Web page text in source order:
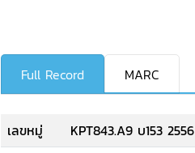
Full Record MARC
เลขหมู่
KPT843.A9 บ153 2556